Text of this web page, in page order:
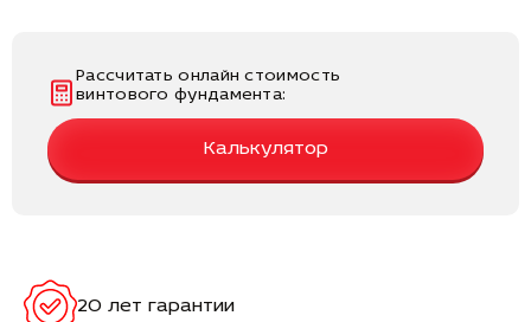
Рассчитать онлайн стоимость
винтового фундамента:
Калькулятор
20 лет гарантии